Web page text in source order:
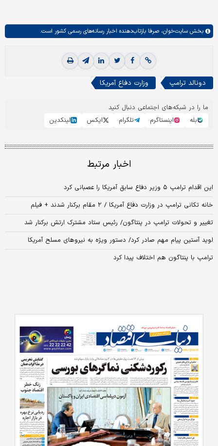
بخش سایت‌خوان، صرفا بازتاب‌دهنده اخبار رسانه‌های رسمی کشور است.
دونالد ترامپ وزارت دفاع آمریکا
ما را در شبکه‌های اجتماعی دنبال کنید
بله
اینستاگرم تلگرام ایکس لینکدین
اخبار مرتبط
این اقدام ترامپ ۵ وزیر دفاع سابق آمریکا را عصبانی کرد
خانه تکانی ترامپ در وزارت دفاع آمریکا / ۲ مقام برکنار شدند + فیلم
تغییر و تحولات ترامپ در پنتاگون/ رئیس ستاد مشترک ارتش برکنار شد
لوید آستین پیام مهم صادر کرد/ دستور ویژه به نیروهای مسلح آمریکا
ترامپ با پنتاگون هم اختلاف پیدا کرد